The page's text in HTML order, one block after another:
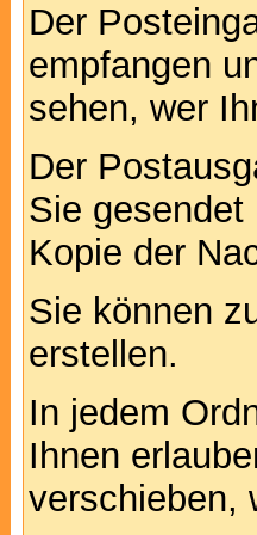
Der
empfangen
sehen, wer
Der
Sie gesendet
Kopie der
Sie können
erstellen.
In jedem
Ihnen
verschieben,